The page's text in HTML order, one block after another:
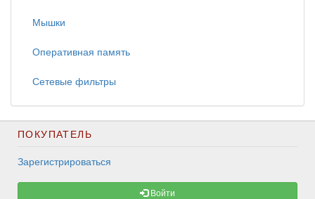
Мышки
Оперативная память
Сетевые фильтры
ПОКУПАТЕЛЬ
Зарегистрироваться
Войти